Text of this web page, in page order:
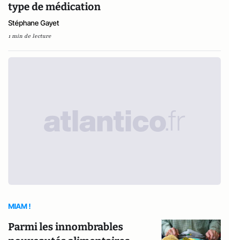
type de médication
Stéphane Gayet
1 min de lecture
MIAM !
Parmi les innombrables